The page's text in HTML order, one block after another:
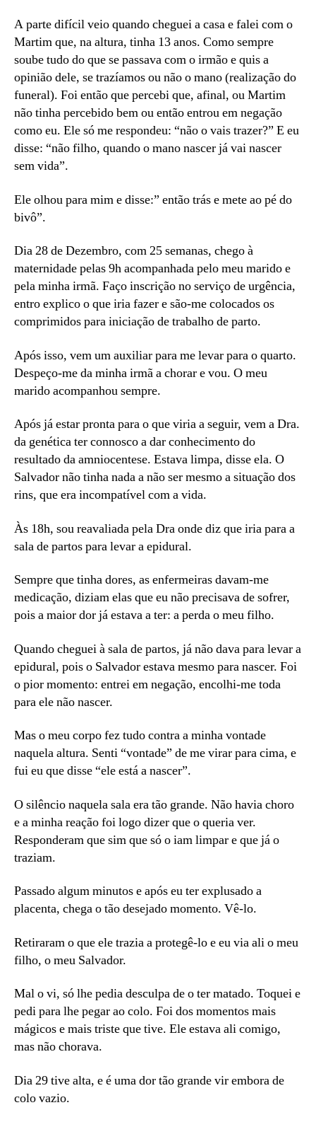
A parte difícil veio quando cheguei a casa e falei com o
Martim que, na altura, tinha 13 anos. Como sempre
soube tudo do que se passava com o irmão e quis a
opinião dele, se trazíamos ou não o mano (realização do
funeral). Foi então que percebi que, afinal, ou Martim
não tinha percebido bem ou então entrou em negação
como eu. Ele só me respondeu: “não o vais trazer?” E eu
disse: “não filho, quando o mano nascer já vai nascer
sem vida”.
Ele olhou para mim e disse:” então trás e mete ao pé do
bivô”.
Dia 28 de Dezembro, com 25 semanas, chego à
maternidade pelas 9h acompanhada pelo meu marido e
pela minha irmã. Faço inscrição no serviço de urgência,
entro explico o que iria fazer e são-me colocados os
comprimidos para iniciação de trabalho de parto.
Após isso, vem um auxiliar para me levar para o quarto.
Despeço-me da minha irmã a chorar e vou. O meu
marido acompanhou sempre.
Após já estar pronta para o que viria a seguir, vem a Dra.
da genética ter connosco a dar conhecimento do
resultado da amniocentese. Estava limpa, disse ela. O
Salvador não tinha nada a não ser mesmo a situação dos
rins, que era incompatível com a vida.
Às 18h, sou reavaliada pela Dra onde diz que iria para a
sala de partos para levar a epidural.
Sempre que tinha dores, as enfermeiras davam-me
medicação, diziam elas que eu não precisava de sofrer,
pois a maior dor já estava a ter: a perda o meu filho.
Quando cheguei à sala de partos, já não dava para levar a
epidural, pois o Salvador estava mesmo para nascer. Foi
o pior momento: entrei em negação, encolhi-me toda
para ele não nascer.
Mas o meu corpo fez tudo contra a minha vontade
naquela altura. Senti “vontade” de me virar para cima, e
fui eu que disse “ele está a nascer”.
O silêncio naquela sala era tão grande. Não havia choro
e a minha reação foi logo dizer que o queria ver.
Responderam que sim que só o iam limpar e que já o
traziam.
Passado algum minutos e após eu ter explusado a
placenta, chega o tão desejado momento. Vê-lo.
Retiraram o que ele trazia a protegê-lo e eu via ali o meu
filho, o meu Salvador.
Mal o vi, só lhe pedia desculpa de o ter matado. Toquei e
pedi para lhe pegar ao colo. Foi dos momentos mais
mágicos e mais triste que tive. Ele estava ali comigo,
mas não chorava.
Dia 29 tive alta, e é uma dor tão grande vir embora de
colo vazio.